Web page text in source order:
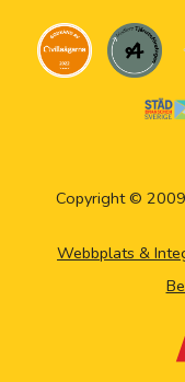
Copyright ©
Webbplats &